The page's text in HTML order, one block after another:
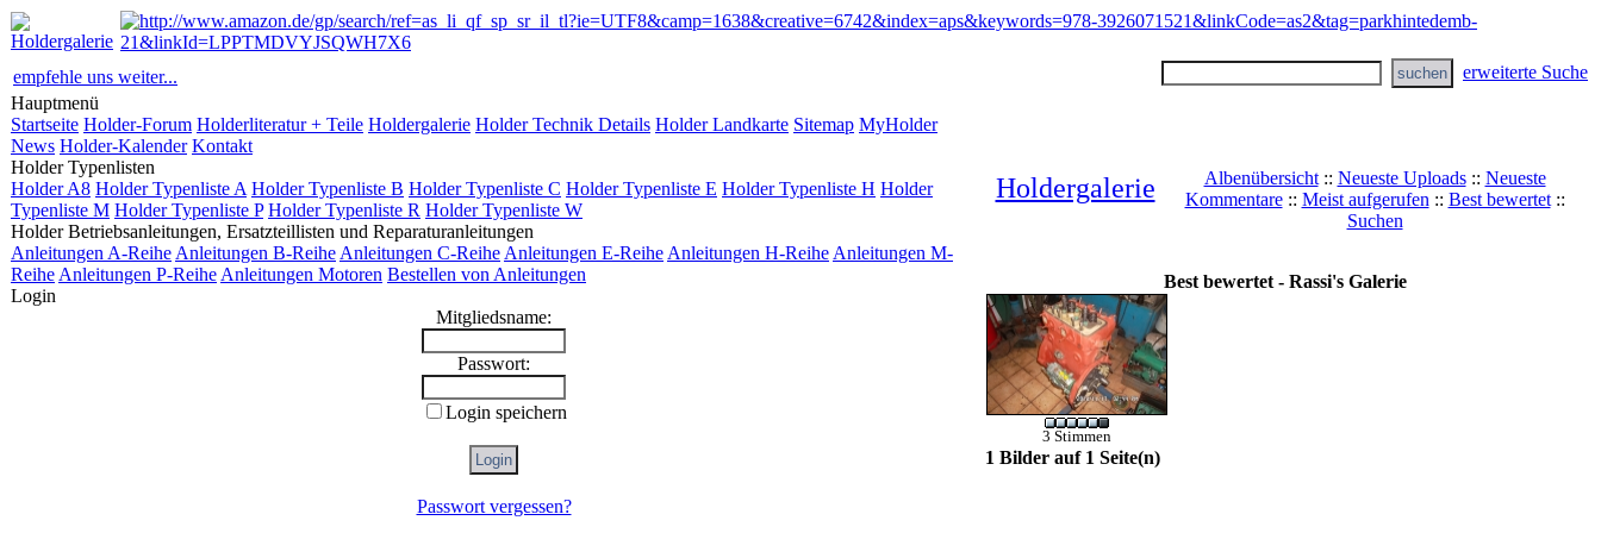
empfehle uns weiter...
erweiterte Suche
Hauptmenü
Startseite Holder-Forum Holderliteratur + Teile Holdergalerie Holder Technik Details Holder Landkarte Sitemap MyHolder
News Holder-Kalender Kontakt
Holder Typenlisten
Holder A8 Holder Typenliste A Holder Typenliste B Holder Typenliste C Holder Typenliste E Holder Typenliste H Holder
Typenliste M Holder Typenliste P Holder Typenliste R Holder Typenliste W
Holder Betriebsanleitungen, Ersatzteillisten und Reparaturanleitungen
Anleitungen A-Reihe Anleitungen B-Reihe Anleitungen C-Reihe Anleitungen E-Reihe Anleitungen H-Reihe Anleitungen M-
Reihe Anleitungen P-Reihe Anleitungen Motoren Bestellen von Anleitungen
Login
Mitgliedsname:
Passwort:
Login speichern
Passwort vergessen?
Holdergalerie Albenübersicht:: Neueste Uploads:: Neueste
Kommentare:: Meist aufgerufen :: Best bewertet::
Suchen
Best bewertet - Rassi's Galerie
3 Stimmen
1 Bilder auf 1 Seite(n)